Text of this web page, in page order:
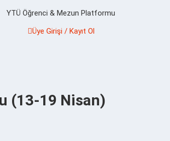
YTÜ Öğrenci & Mezun Platformu
Üye Girişi / Kayıt Ol
(13-19 Nisan)